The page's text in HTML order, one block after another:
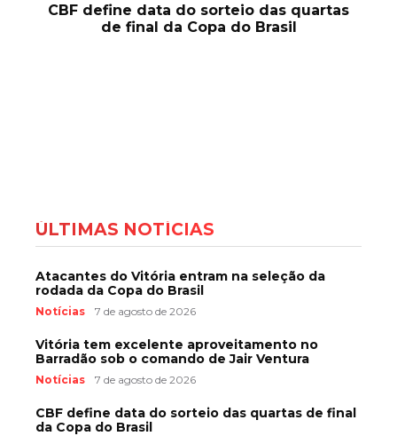
CBF define data do sorteio das quartas
de final da Copa do Brasil
ÚLTIMAS NOTÍCIAS
Atacantes do Vitória entram na seleção da
rodada da Copa do Brasil
Notícias 7 de agosto de 2026
Vitória tem excelente aproveitamento no
Barradão sob o comando de Jair Ventura
Notícias 7 de agosto de 2026
CBF define data do sorteio das quartas de final
da Copa do Brasil